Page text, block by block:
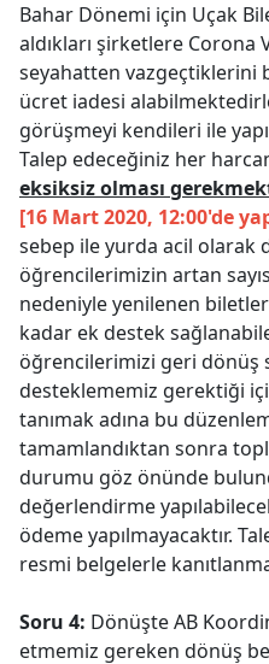
Bahar Dönemi için Uçak
aldıkları şirketlere Corona
seyahatten
ücret iadesi
görüşmeyi kendileri ile
Talep edeceğiniz her
eksiksiz olması
[16 Mart 2020, 12:00'de
sebep ile yurda acil olarak
öğrencilerimizin artan
nedeniyle yenilenen
kadar ek destek
öğrencilerimizi geri dönüş
desteklememiz gerektiği
tanımak adına bu
tamamlandıktan sonra
durumu göz önünde
değerlendirme
ödeme yapılmayacaktır.
resmi belgelerle
Soru 4: Dönüşte AB
etmemiz gereken dönüş